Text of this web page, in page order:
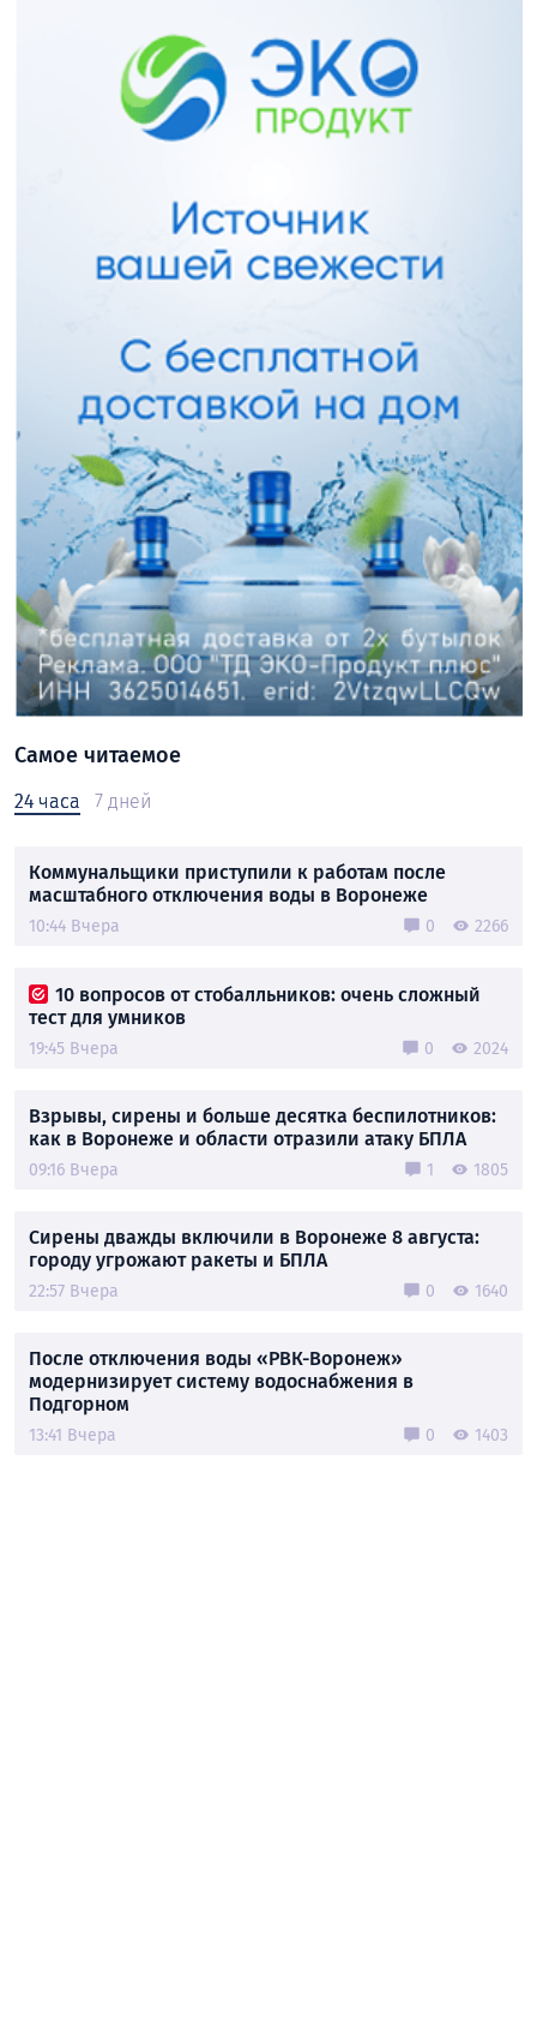
Самое читаемое
24 часа 7 дней
Коммунальщики приступили к работам после
масштабного отключения воды в Воронеже
10:44 Вчера 0 2266
10 вопросов от стобалльников: очень сложный
тест для умников
19:45 Вчера 0 2024
Взрывы, сирены и больше десятка беспилотников:
как в Воронеже и области отразили атаку БПЛА
09:16 Вчера 1 1805
Сирены дважды включили в Воронеже 8 августа:
городу угрожают ракеты и БПЛА
22:57 Вчера 0 1640
После отключения воды «РВК-Воронеж»
модернизирует систему водоснабжения в
Подгорном
13:41 Вчера 0 1403